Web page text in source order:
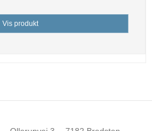
Vis produkt